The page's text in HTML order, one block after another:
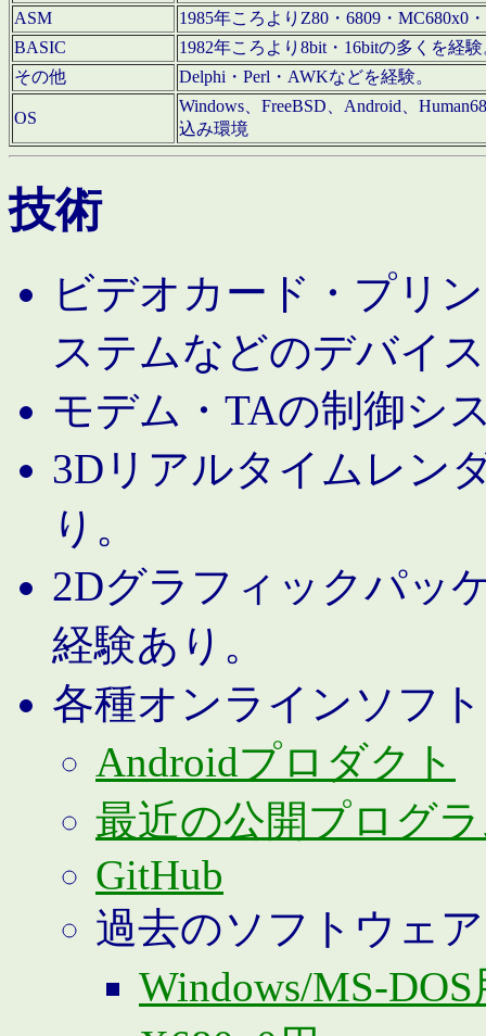
ASM
1985年ころよりZ80・6809・MC680x0
BASIC
1982年ころより8bit・16bitの多くを経
その他
Delphi・Perl・AWKなどを経験。
OS
Windows、FreeBSD、Android、
込み環境
技術
ビデオカード・プリ
ステムなどのデバイ
モデム・TAの制御シ
3Dリアルタイムレン
り。
2Dグラフィックパッ
経験あり。
各種オンラインソフ
Androidプロダクト
最近の公開プログ
GitHub
過去のソフトウェア
Windows/MS-DOS